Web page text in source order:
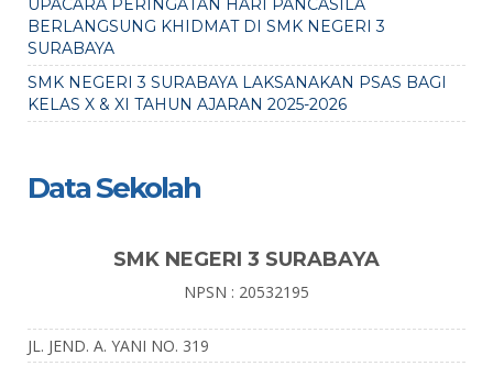
UPACARA PERINGATAN HARI PANCASILA
BERLANGSUNG KHIDMAT DI SMK NEGERI 3
SURABAYA
SMK NEGERI 3 SURABAYA LAKSANAKAN PSAS BAGI
KELAS X & XI TAHUN AJARAN 2025-2026
Data Sekolah
SMK NEGERI 3 SURABAYA
NPSN : 20532195
JL. JEND. A. YANI NO. 319